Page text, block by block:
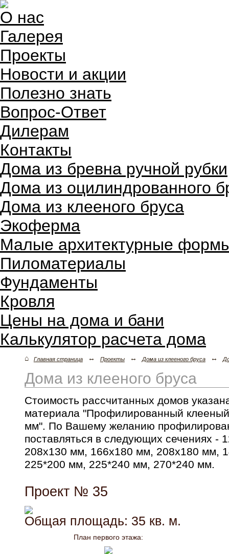
О нас
Галерея
Проекты
Новости и акции
Полезно знать
Вопрос-Ответ
Дилерам
Контакты
Дома из бревна ручной рубки
Дома из оцилиндрованного
Дома из клееного бруса
Экоферма
Малые архитектурные
Пиломатериалы
Фундаменты
Кровля
Цены на дома и бани
Калькулятор расчета дома
⌂ Главная страница ↔ Проекты ↔ Дома из клееного бруса ↔
Дома из клееного бруса
Стоимость рассчитанных домов
материала "Профилированный
мм". По Вашему желанию
поставляться в следующих сечениях -
208х130 мм, 166x180 мм, 208x180 мм,
225*200 мм, 225*240 мм, 270*240 мм.
Проект № 35
Общая площадь: 35 кв. м.
План первого этажа: